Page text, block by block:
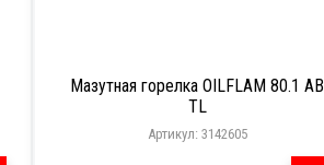
Мазутная горелка OILFLAM 80.1 AB
TL
Артикул: 3142605